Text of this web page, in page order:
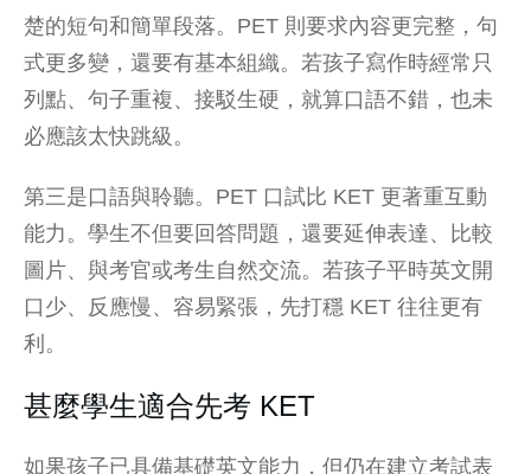
楚的短句和簡單段落。PET 則要求內容更完整，句
式更多變，還要有基本組織。若孩子寫作時經常只
列點、句子重複、接駁生硬，就算口語不錯，也未
必應該太快跳級。
第三是口語與聆聽。PET 口試比 KET 更著重互動
能力。學生不但要回答問題，還要延伸表達、比較
圖片、與考官或考生自然交流。若孩子平時英文開
口少、反應慢、容易緊張，先打穩 KET 往往更有
利。
甚麼學生適合先考 KET
如果孩子已具備基礎英文能力，但仍在建立考試表